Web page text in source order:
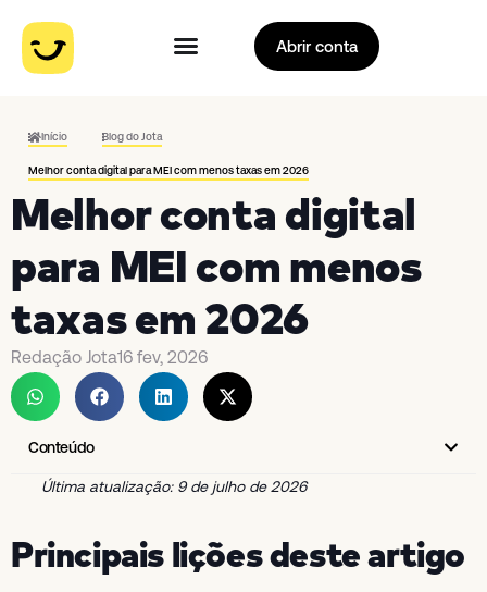
Abrir conta
Início Blog do Jota
Melhor conta digital para MEI com menos taxas em 2026
Melhor conta digital
para MEI com menos
taxas em 2026
Redação Jota16 fev, 2026
Conteúdo
Última atualização: 9 de julho de 2026
Principais lições deste artigo